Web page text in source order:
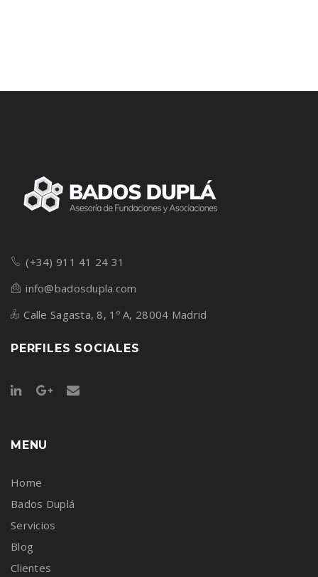
(+34) 911 41 24 31
info@badosdupla.com
Calle Sagasta, 8, 1º A, 28004 Madrid
PERFILES SOCIALES
MENU
Home
Bados Duplá
Servicios
Blog
Clientes